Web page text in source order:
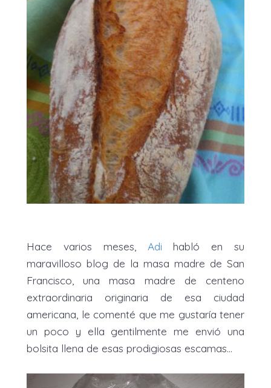
Hace varios meses, Adi habló en su
maravilloso blog de la masa madre de San
Francisco, una masa madre de centeno
extraordinaria originaria de esa ciudad
americana, le comenté que me gustaría tener
un poco y ella gentilmente me envió una
bolsita llena de esas prodigiosas escamas...